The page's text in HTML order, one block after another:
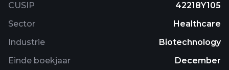
CUSIP
42218Y105
Sector
Healthcare
Industrie
Biotechnology
Einde boekjaar
December